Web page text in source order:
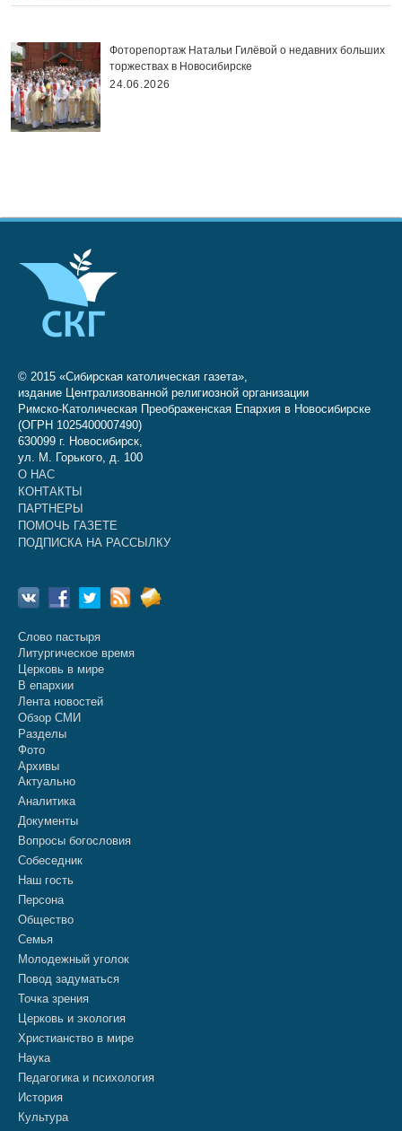
Фоторепортаж Натальи Гилёвой о недавних больших
торжествах в Новосибирске
24.06.2026
© 2015 «Сибирская католическая газета»,
издание Централизованной религиозной организации
Римско-Католическая Преображенская Епархия в Новосибирске
(ОГРН 1025400007490)
630099 г. Новосибирск,
ул. М. Горького, д. 100
О НАС
КОНТАКТЫ
ПАРТНЕРЫ
ПОМОЧЬ ГАЗЕТЕ
ПОДПИСКА НА РАССЫЛКУ
Слово пастыря
Литургическое время
Церковь в мире
В епархии
Лента новостей
Обзор СМИ
Разделы
Фото
Архивы
Актуально
Аналитика
Документы
Вопросы богословия
Собеседник
Наш гость
Персона
Общество
Семья
Молодежный уголок
Повод задуматься
Точка зрения
Церковь и экология
Христианство в мире
Наука
Педагогика и психология
История
Культура